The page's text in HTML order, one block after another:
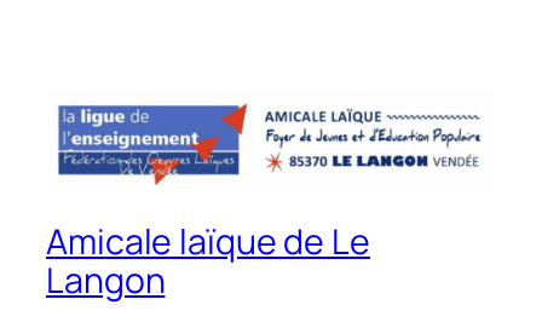
Amicale laïque de Le
Langon